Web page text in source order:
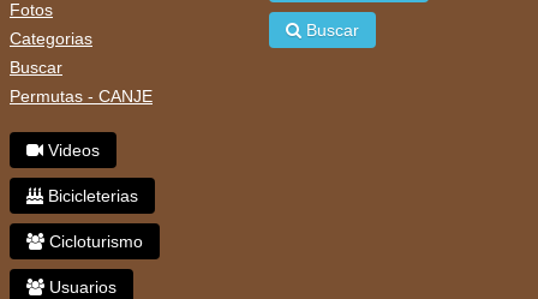
Fotos
Categorias
Buscar
Permutas - CANJE
Videos
Bicicleterias
Cicloturismo
Usuarios
Buscar